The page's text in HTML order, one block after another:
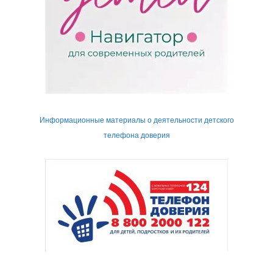
Информационные материалы о деятельности детского
телефона доверия